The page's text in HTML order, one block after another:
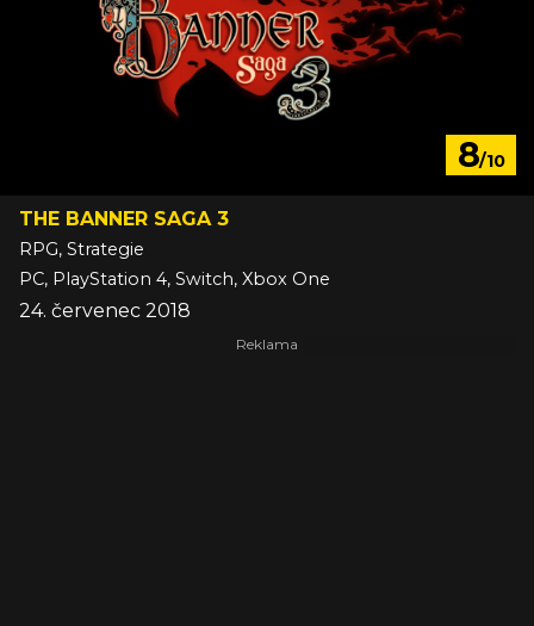
8/10
THE BANNER SAGA 3
RPG, Strategie
PC, PlayStation 4, Switch, Xbox One
24. červenec 2018